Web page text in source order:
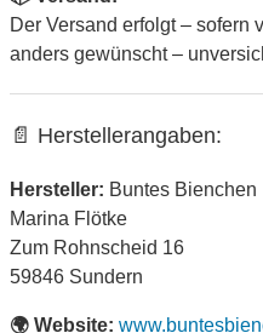
Der Versand erfolgt – sofern
anders gewünscht –
📄 Herstellerangaben:
Hersteller: Buntes Bienchen
Marina Flötke
Zum Rohnscheid 16
59846 Sundern
🌍 Website: